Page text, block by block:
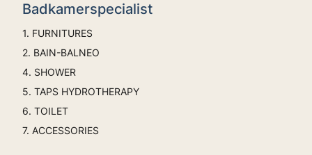
Badkamerspecialist
1. FURNITURES
2. BAIN-BALNEO
4. SHOWER
5. TAPS HYDROTHERAPY
6. TOILET
7. ACCESSORIES